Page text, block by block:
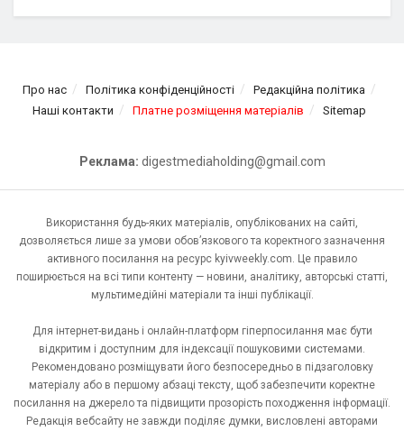
Про нас Політика конфіденційності
Редакційна політика
Наші контакти
Платне розміщення матеріалів Sitemap
Реклама: digestmediaholding@gmail.com
Використання будь-яких матеріалів, опублікованих на сайті,
дозволяється лише за умови обов’язкового та коректного зазначення
активного посилання на ресурс kyivweekly.com. Це правило
поширюється на всі типи контенту — новини, аналітику, авторські статті,
мультимедійні матеріали та інші публікації.
Для інтернет-видань і онлайн-платформ гіперпосилання має бути
відкритим і доступним для індексації пошуковими системами.
Рекомендовано розміщувати його безпосередньо в підзаголовку
матеріалу або в першому абзаці тексту, щоб забезпечити коректне
посилання на джерело та підвищити прозорість походження інформації.
Редакція вебсайту не завжди поділяє думки, висловлені авторами